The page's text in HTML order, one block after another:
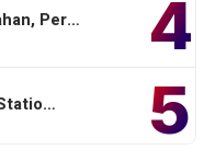
4
Per…
5